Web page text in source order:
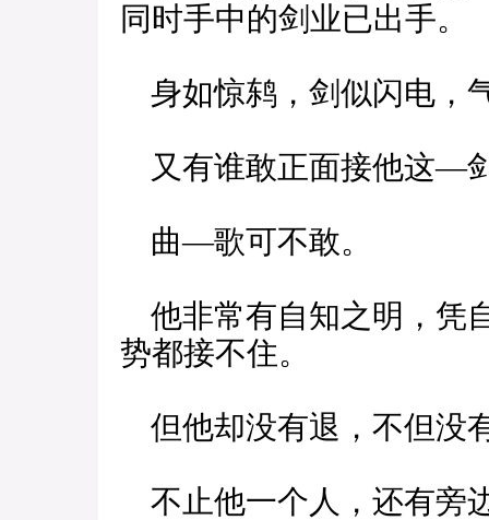
同时手中的剑业已出手。
身如惊鸫，剑似闪电，
又有谁敢正面接他这—
曲—歌可不敢。
他非常有自知之明，凭
势都接不住。
但他却没有退，不但没
不止他一个人，还有旁